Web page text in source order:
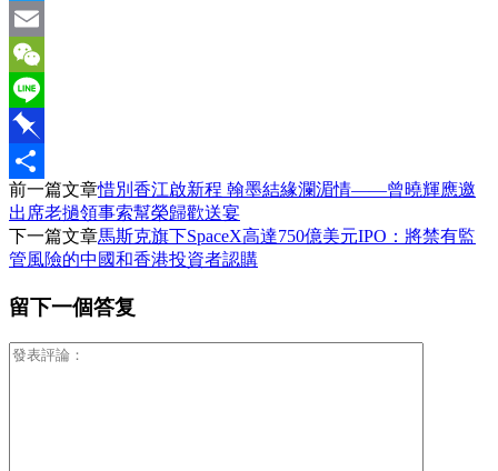
Twitter
Email
WeChat
Line
Pinboard
分
享
前一篇文章惜別香江啟新程 翰墨結緣瀾湄情——曾曉輝應邀
出席老撾領事索幫榮歸歡送宴
下一篇文章馬斯克旗下SpaceX高達750億美元IPO：將禁有監
管風險的中國和香港投資者認購
留下一個答复